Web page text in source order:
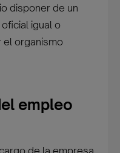
disponer de un
igual o
el organismo
empleo
de la empresa